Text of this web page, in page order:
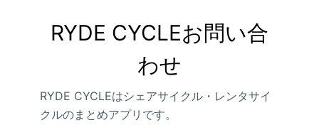
RYDE CYCLEお問い合
わせ
RYDE CYCLEはシェアサイクル・レンタサイ
クルのまとめアプリです。